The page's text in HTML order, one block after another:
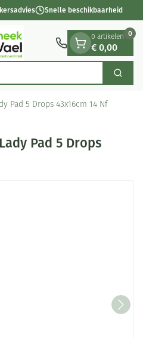
Snelle beschikbaarheid
Zoek
0 artikelen
€ 0,00
0
Pad 5 Drops 43x16cm 14 Nf
Pad 5 Drops